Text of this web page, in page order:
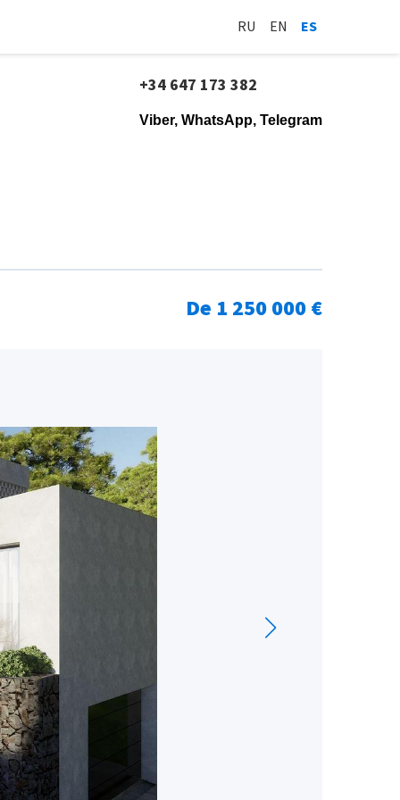
RU EN ES
+34 647 173 382
Viber, WhatsApp, Telegram
De 1 250 000 €